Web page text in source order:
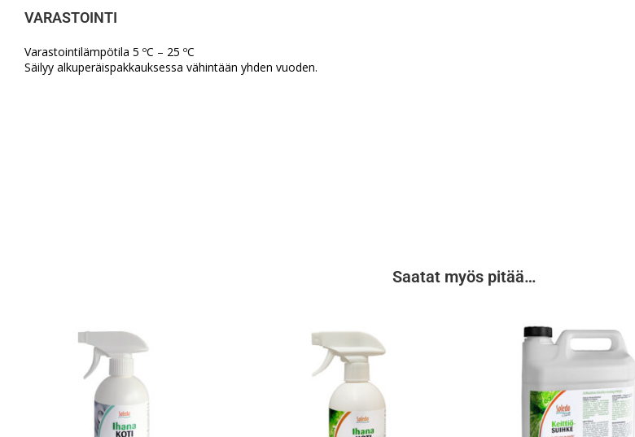
VARASTOINTI
Varastointilämpötila 5 ºC – 25 ºC
Säilyy alkuperäispakkauksessa vähintään yhden vuoden.
Saatat myös pitää…